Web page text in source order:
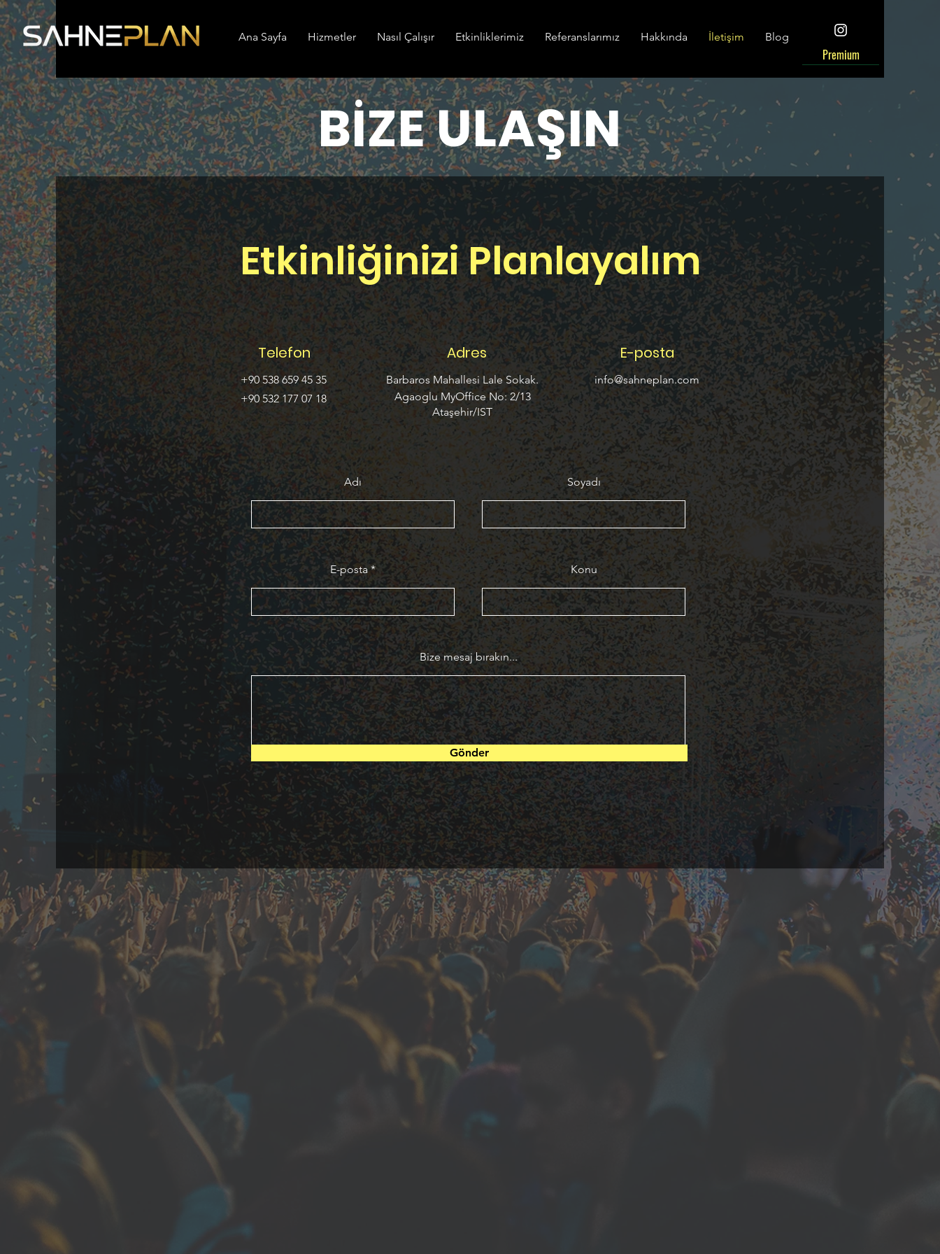
Ana Sayfa Hizmetler Nasıl Çalışır Etkinliklerimiz Referanslarımız Hakkında İletişim Blog
Premium
BİZE ULAŞIN
Etkinliğinizi Planlayalım
Telefon
+90 538 659 45 35
+90 532 177 07 18
Adres
Barbaros Mahallesi Lale Sokak.
Agaoglu MyOffice No: 2/13
Ataşehir/IST
E-posta
info@sahneplan.com
Adı Soyadı
E-posta Konu
Bize mesaj bırakın...
Gönder